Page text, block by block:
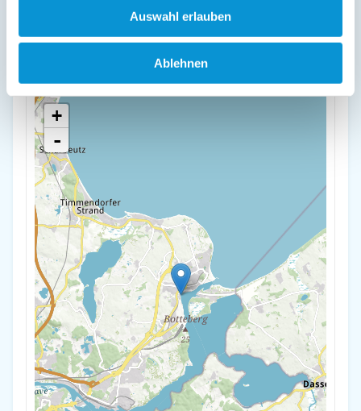
Auswahl erlauben
Ablehnen
+
-